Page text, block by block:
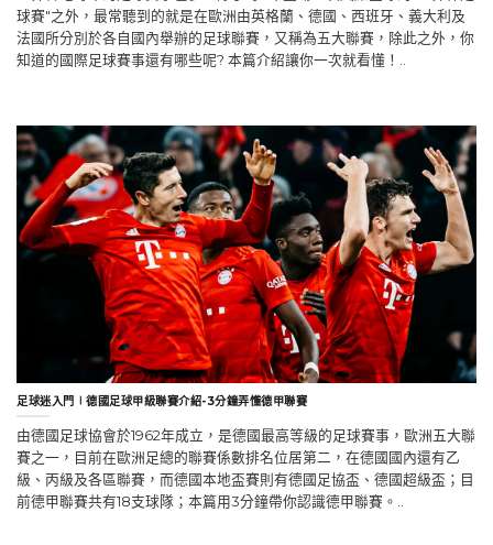
世界各地每年的足球賽事甚多，除了每4年登場一次風麋全球的"世界杯足
球賽"之外，最常聽到的就是在歐洲由英格蘭、德國、西班牙、義大利及
法國所分別於各自國內舉辦的足球聯賽，又稱為五大聯賽，除此之外，你
知道的國際足球賽事還有哪些呢? 本篇介紹讓你一次就看懂！..
足球迷入門∣德國足球甲級聯賽介紹-3分鐘弄懂德甲聯賽
由德國足球協會於1962年成立，是德國最高等級的足球賽事，歐洲五大聯
賽之一，目前在歐洲足總的聯賽係數排名位居第二，在德國國內還有乙
級、丙級及各區聯賽，而德國本地盃賽則有德國足協盃、德國超級盃；目
前德甲聯賽共有18支球隊；本篇用3分鐘帶你認識德甲聯賽。..